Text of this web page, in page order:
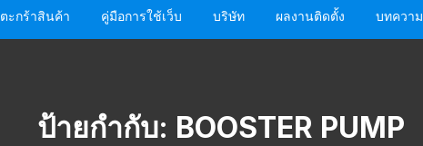
HITACHI
ตะกร้าสินค้า คู่มือการใช้เว็บ บริษัท ผลงานติดตั้ง บทความ
ป้ายกำกับ: BOOSTER PUMP